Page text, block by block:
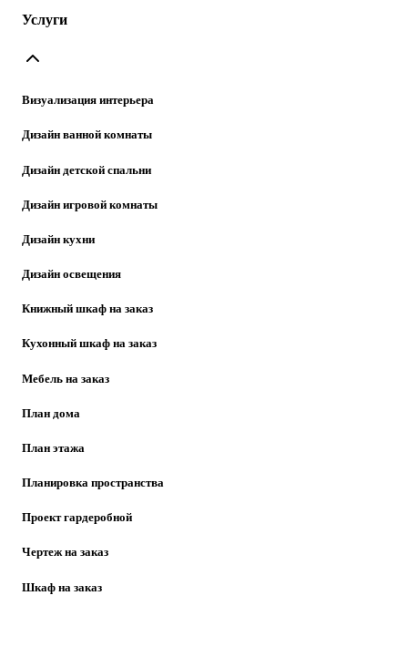
Услуги
Визуализация интерьера
Дизайн ванной комнаты
Дизайн детской спальни
Дизайн игровой комнаты
Дизайн кухни
Дизайн освещения
Книжный шкаф на заказ
Кухонный шкаф на заказ
Мебель на заказ
План дома
План этажа
Планировка пространства
Проект гардеробной
Чертеж на заказ
Шкаф на заказ